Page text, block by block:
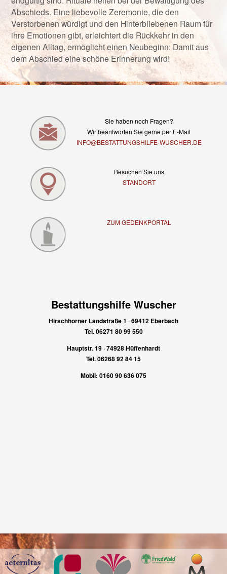
Abschieds. Eine liebevolle Zeremonie, die den
Verstorbenen würdigt und den Hinterbliebenen Raum für
ihre Emotionen gibt, erleichtert die Rückkehr in den
eigenen Alltag, ermöglicht einen Neubeginn: Damit aus
dem Abschied eine schöne Erinnerung wird!
Sie haben noch Fragen?
Wir beantworten Sie gerne per E-Mail
INFO@BESTATTUNGSHILFE-WUSCHER.DE
Besuchen Sie uns
STANDORT
ZUM GEDENKPORTAL
Bestattungshilfe Wuscher
Hirschhorner Landstraße 1 · 69412 Eberbach
Tel. 06271 80 99 550
Hauptstr. 19 · 74928 Hüffenhardt
Tel. 06268 92 84 15
Mobil: 0160 90 636 075